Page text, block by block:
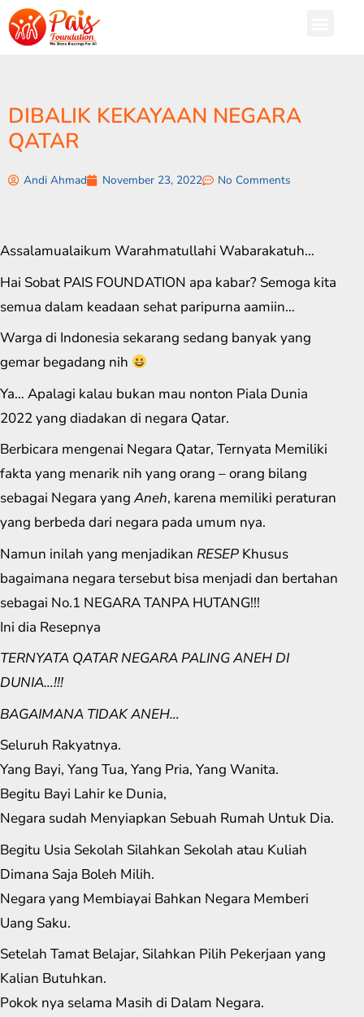
DIBALIK KEKAYAAN NEGARA
QATAR
Andi Ahmad November 23, 2022 No Comments
Assalamualaikum Warahmatullahi Wabarakatuh…
Hai Sobat PAIS FOUNDATION apa kabar? Semoga kita
semua dalam keadaan sehat paripurna aamiin…
Warga di Indonesia sekarang sedang banyak yang
gemar begadang nih
Ya… Apalagi kalau bukan mau nonton Piala Dunia
2022 yang diadakan di negara Qatar.
Berbicara mengenai Negara Qatar, Ternyata Memiliki
fakta yang menarik nih yang orang – orang bilang
sebagai Negara yang Aneh, karena memiliki peraturan
yang berbeda dari negara pada umum nya.
Namun inilah yang menjadikan RESEP Khusus
bagaimana negara tersebut bisa menjadi dan bertahan
sebagai No.1 NEGARA TANPA HUTANG!!!
Ini dia Resepnya
TERNYATA QATAR NEGARA PALING ANEH DI
DUNIA…!!!
BAGAIMANA TIDAK ANEH…
Seluruh Rakyatnya.
Yang Bayi, Yang Tua, Yang Pria, Yang Wanita.
Begitu Bayi Lahir ke Dunia,
Negara sudah Menyiapkan Sebuah Rumah Untuk Dia.
Begitu Usia Sekolah Silahkan Sekolah atau Kuliah
Dimana Saja Boleh Milih.
Negara yang Membiayai Bahkan Negara Memberi
Uang Saku.
Setelah Tamat Belajar, Silahkan Pilih Pekerjaan yang
Kalian Butuhkan.
Pokok nya selama Masih di Dalam Negara.